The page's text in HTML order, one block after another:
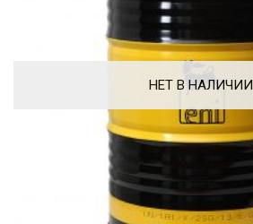
НЕТ В НАЛИЧИИ